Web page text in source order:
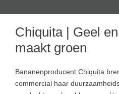
Chiquita | Geel
maakt groen
Bananenproducent Chiquita
commercial haar